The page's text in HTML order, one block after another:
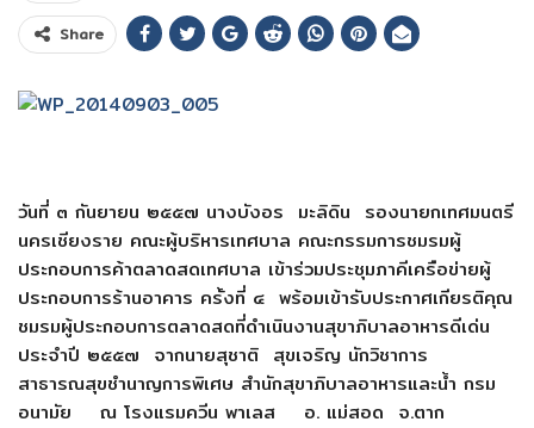
Share
วันที่ ๓ กันยายน ๒๕๕๗ นางบังอร มะลิดิน รองนายกเทศมนตรี
นครเชียงราย คณะผู้บริหารเทศบาล คณะกรรมการชมรมผู้
ประกอบการค้าตลาดสดเทศบาล เข้าร่วมประชุมภาคีเครือข่ายผู้
ประกอบการร้านอาคาร ครั้งที่ ๔ พร้อมเข้ารับประกาศเกียรติคุณ
ชมรมผู้ประกอบการตลาดสดที่ดำเนินงานสุขาภิบาลอาหารดีเด่น
ประจำปี ๒๕๕๗ จากนายสุชาติ สุขเจริญ นักวิชาการ
สาธารณสุขชำนาญการพิเศษ สำนักสุขาภิบาลอาหารและน้ำ กรม
อนามัย ณ โรงแรมควีน พาเลส อ. แม่สอด จ.ตาก